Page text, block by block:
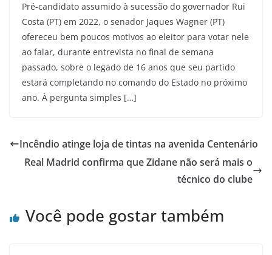
Pré-candidato assumido à sucessão do governador Rui
Costa (PT) em 2022, o senador Jaques Wagner (PT)
ofereceu bem poucos motivos ao eleitor para votar nele
ao falar, durante entrevista no final de semana
passado, sobre o legado de 16 anos que seu partido
estará completando no comando do Estado no próximo
ano. À pergunta simples […]
Incêndio atinge loja de tintas na avenida Centenário
Real Madrid confirma que Zidane não será mais o
técnico do clube
Você pode gostar também